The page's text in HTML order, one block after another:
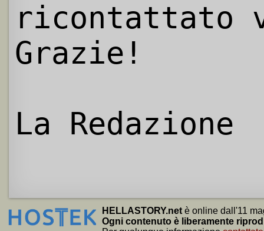
ricontattato
Grazie!
La Redazione
HELLASTORY.net è online dall'11
Ogni contenuto è liberamente